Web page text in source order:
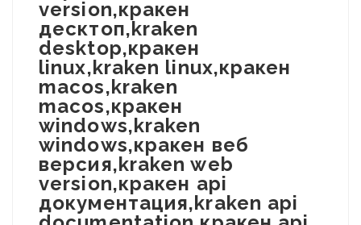
version,кракен
десктоп,kraken
desktop,кракен
linux,kraken linux,кракен
macos,kraken
macos,кракен
windows,kraken
windows,кракен веб
версия,kraken web
version,кракен api
документация,kraken api